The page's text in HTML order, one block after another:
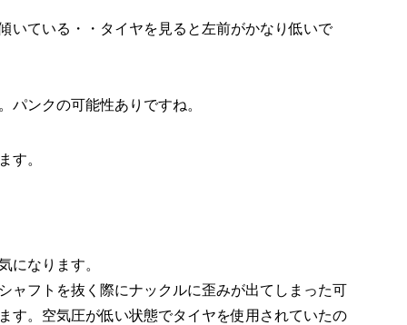
いている・・タイヤを見ると左前がかなり低いで
パンクの可能性ありですね。
す。
になります。
ャフトを抜く際にナックルに歪みが出てしまった可
す。空気圧が低い状態でタイヤを使用されていたの